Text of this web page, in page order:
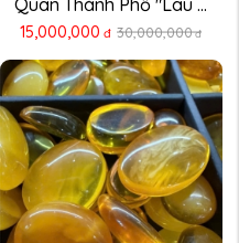
Quan Thành Phố "Lâu ...
15,000,000 đ 30,000,000 đ